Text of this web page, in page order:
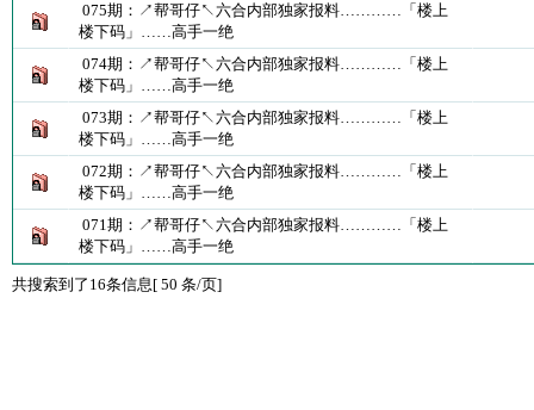
075期：↗帮哥仔↖六合内部独家报料…………「楼上
楼下码」……高手一绝
074期：↗帮哥仔↖六合内部独家报料…………「楼上
楼下码」……高手一绝
073期：↗帮哥仔↖六合内部独家报料…………「楼上
楼下码」……高手一绝
072期：↗帮哥仔↖六合内部独家报料…………「楼上
楼下码」……高手一绝
071期：↗帮哥仔↖六合内部独家报料…………「楼上
楼下码」……高手一绝
共搜索到了16条信息[ 50 条/页]